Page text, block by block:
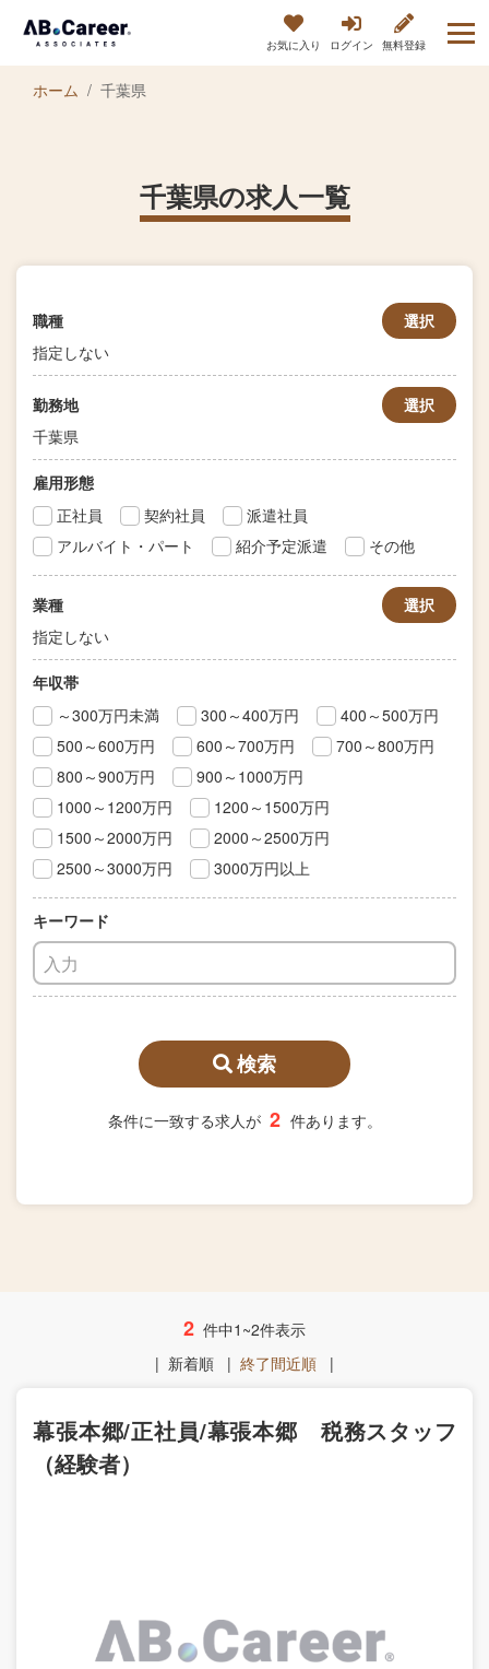
お気に入り ログイン 無料登録
ホーム 千葉県
千葉県の求人一覧
職種
指定しない
選択
勤務地
千葉県
選択
雇用形態
正社員
契約社員
派遣社員
アルバイト・パート
紹介予定派遣 その他
業種
指定しない
選択
年収帯
～300万円未満
300～400万円
400～500万円
500～600万円
600～700万円
700～800万円
800～900万円
900～1000万円
1000～1200万円
1200～1500万円
1500～2000万円
2000～2500万円
2500～3000万円
3000万円以上
キーワード
検索
条件に一致する求人が 2 件あります。
2 件中1~2件表示
| 新着順 | 終了間近順 |
幕張本郷/正社員/幕張本郷 税務スタッフ
（経験者）